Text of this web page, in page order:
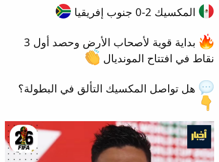
المكسيك 2-0 جنوب إفريقيا
بداية قوية لأصحاب الأرض وحصد أول 3
نقاط في افتتاح المونديال
هل تواصل المكسيك التألق في البطولة؟